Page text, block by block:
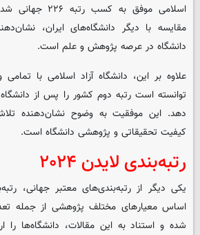
اسلامی موفق به
مقایسه با دیگر دانشگاه‌های ایران،
دانشگاه در عرصه پژوهش و علم است.
علاوه بر این، دانشگاه آزاد اسلامی با
توانسته است رتبه دوم کشور را پس از
دهد. این موفقیت به وضوح نشان‌دهنده
کیفیت تحقیقاتی و پژوهشی دانشگاه است.
رتبه‌بندی لایدن ۲۰۲۴
یکی دیگر از رتبه‌بندی‌های معتبر جهانی،
اساس معیارهای مختلف پژوهشی از جمله
شده و استناد به این مقالات، دانشگاه‌ها را